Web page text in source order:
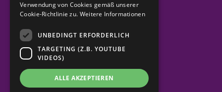
Impressum
Verwendung von Cookies gemäß unserer
Cookie-Richtlinie zu. Weitere Informationen
UNBEDINGT ERFORDERLICH
TARGETING (Z.B. YOUTUBE
VIDEOS)
ALLE AKZEPTIEREN